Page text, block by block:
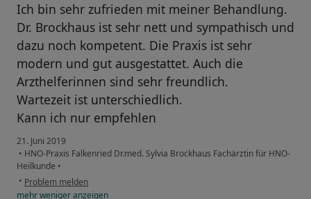
Ich bin sehr zufrieden mit meiner Behandlung.
Dr. Brockhaus ist sehr nett und sympathisch und
dazu noch kompetent. Die Praxis ist sehr
modern und gut ausgestattet. Auch die
Arzthelferinnen sind sehr freundlich.
Wartezeit ist unterschiedlich.
Kann ich nur empfehlen
21. Juni 2019
• HNO-Praxis Falkenried Dr.med. Sylvia Brockhaus Fachärztin für HNO-
Heilkunde •
• Problem melden
mehrwenigeranzeigen